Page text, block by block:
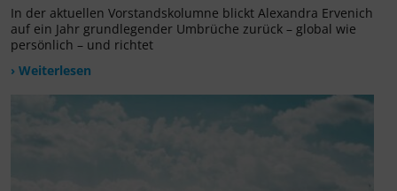
In der aktuellen Vorstandskolumne blickt Alexandra Ervenich
auf ein Jahr grundlegender Umbrüche zurück – global wie
persönlich – und richtet
› Weiterlesen